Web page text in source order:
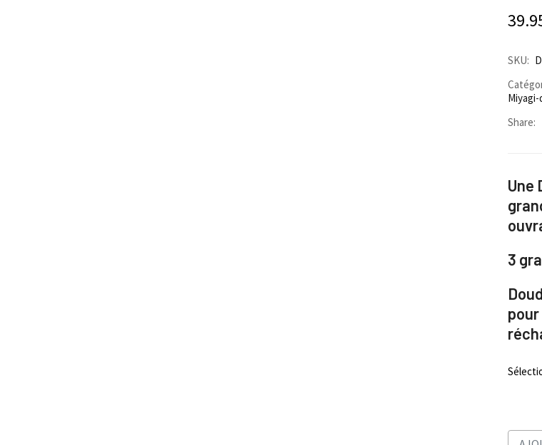
SKU:
Miyagi-
Share:
Une
3
p